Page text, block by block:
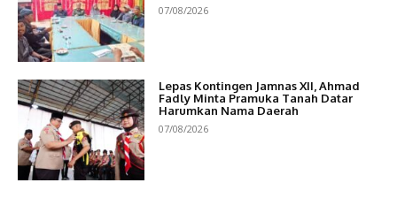
07/08/2026
Lepas Kontingen Jamnas XII, Ahmad
Fadly Minta Pramuka Tanah Datar
Harumkan Nama Daerah
07/08/2026